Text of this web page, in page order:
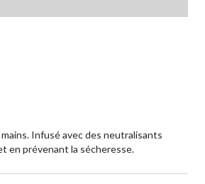
Infusé avec des neutralisants
en prévenant la sécheresse.